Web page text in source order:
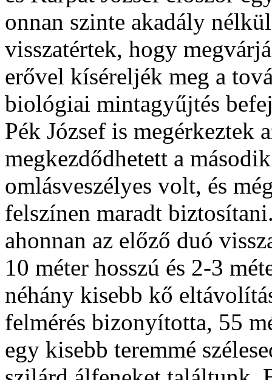
onnan szinte akadály
visszatértek, hogy
erővel kíséreljék meg a
biológiai mintagyűjtés
Pék József is megérkeztek
megkezdődhetett a
omlásveszélyes volt, és
felszínen maradt
ahonnan az előző duó
10 méter hosszú és 2-3
néhány kisebb kő
felmérés bizonyította, 55
egy kisebb teremmé